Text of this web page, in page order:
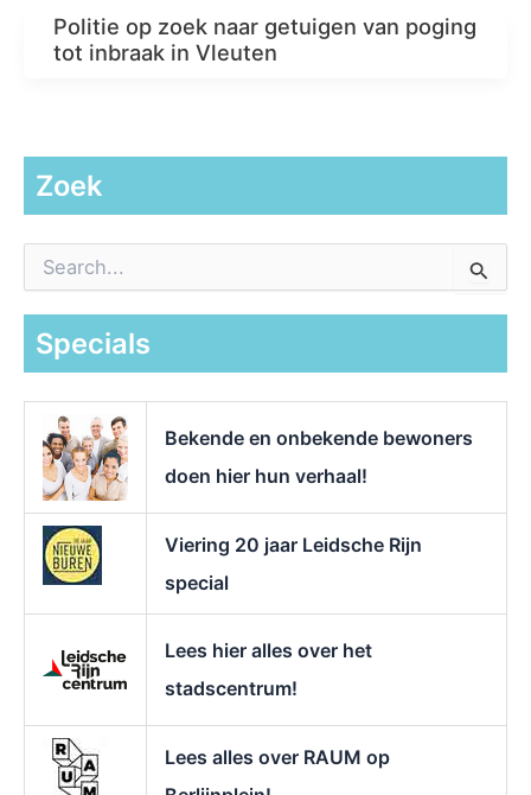
Politie op zoek naar getuigen van poging
tot inbraak in Vleuten
Zoek
a
Specials
Bekende en onbekende bewoners
doen hier hun verhaal!
Viering 20 jaar Leidsche Rijn
special
Lees hier alles over het
stadscentrum!
Lees alles over RAUM op